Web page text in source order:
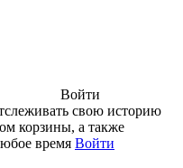
Войти
свою историю
корзины, а также
время Войти